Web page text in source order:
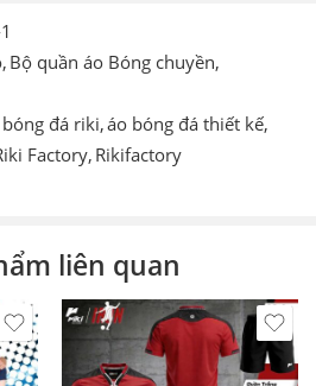
dụng R-Airy / Mè kim cao cấp
hôi nhanh, kháng khuẩn, chống
XXL – Nữ: S, M, L, XL
lục, đỏ, vàng, trắng, xanh
first to review!
, Bộ quần áo Bóng chuyền,
đá riki,áo bóng đá thiết kế,
Factory, Rikifactory
liên quan